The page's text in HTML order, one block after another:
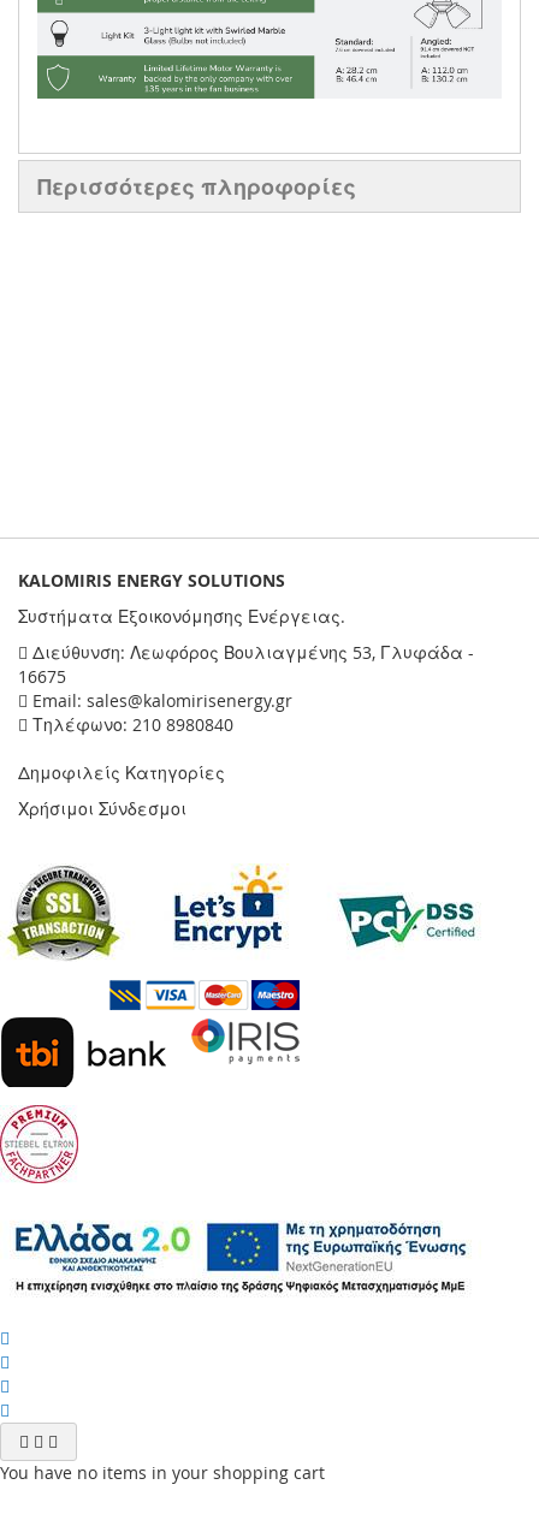
Περισσότερες πληροφορίες
KALOMIRIS ENERGY SOLUTIONS
Συστήματα Εξοικονόμησης Ενέργειας.
Διεύθυνση: Λεωφόρος Βουλιαγμένης 53, Γλυφάδα -
16675
Email: sales@kalomirisenergy.gr
Τηλέφωνο: 210 8980840
Δημοφιλείς Κατηγορίες
Χρήσιμοι Σύνδεσμοι
You have no items in your shopping cart